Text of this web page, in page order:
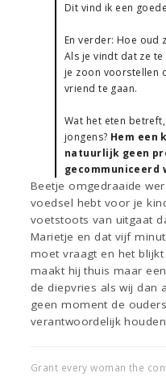
Dit vind ik een
En verder: Hoe oud
Als je vindt dat ze
je zoon voorstellen
vriend te gaan.
Wat het eten
jongens? Hem een
natuurlijk geen
gecommuniceerd
Beetje omgedraaide
voedsel hebt voor je
voetstoots van uitgaat
Marietje en dat vijf
moet vraagt en het
maakt hij thuis maar
de diepvries als wij dan
geen moment de
verantwoordelijk
Grant every woman the